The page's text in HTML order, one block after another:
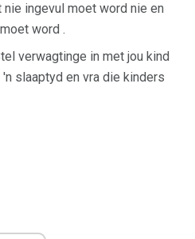
ingevul moet word nie en
word .
verwagtinge in met jou kind
slaaptyd en vra die kinders